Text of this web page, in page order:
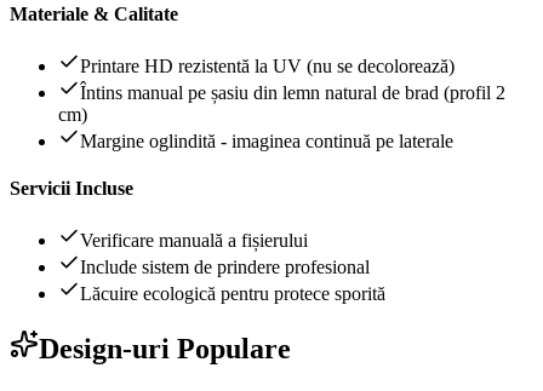
Materiale & Calitate
Printare HD rezistentă la UV (nu se decolorează)
Întins manual pe șasiu din lemn natural de brad (profil 2
cm)
Margine oglindită - imaginea continuă pe laterale
Servicii Incluse
Verificare manuală a fișierului
Include sistem de prindere profesional
Lăcuire ecologică pentru protece sporită
Design-uri Populare